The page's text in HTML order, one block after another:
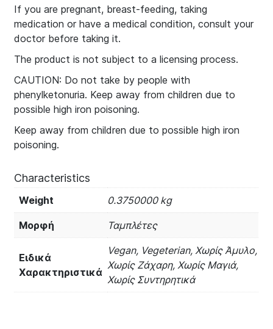
If you are pregnant, breast-feeding, taking
medication or have a medical condition, consult your
doctor before taking it.
The product is not subject to a licensing process.
CAUTION: Do not take by people with
phenylketonuria. Keep away from children due to
possible high iron poisoning.
Keep away from children due to possible high iron
poisoning.
Characteristics
Weight 0.3750000 kg
Μορφή Ταμπλέτες
Ειδικά
Χαρακτηριστικά
Vegan, Vegeterian, Χωρίς Άμυλο,
Χωρίς Ζάχαρη, Χωρίς Μαγιά,
Χωρίς Συντηρητικά